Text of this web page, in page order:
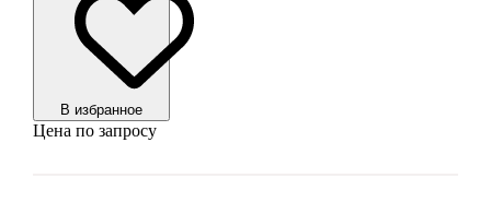
В избранноe
Цена по запросу